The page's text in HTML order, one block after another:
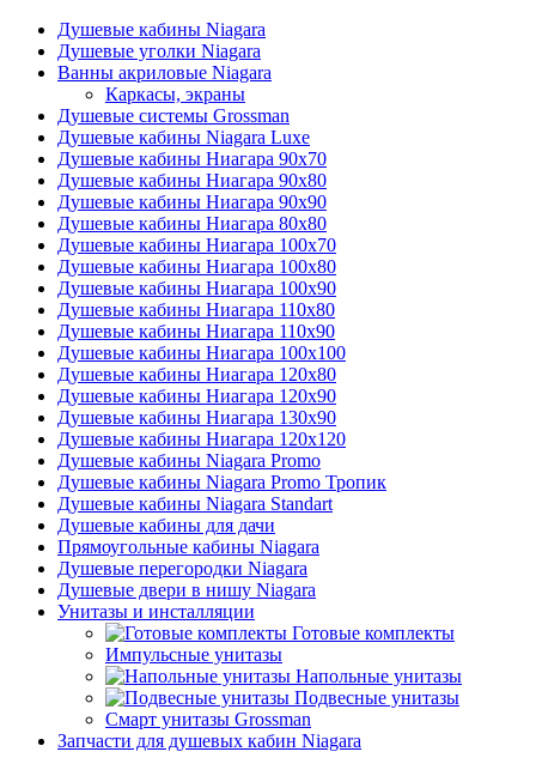
Душевые кабины Niagara
Душевые уголки Niagara
Ванны акриловые Niagara
Каркасы, экраны
Душевые системы Grossman
Душевые кабины Niagara Luxe
Душевые кабины Ниагара 90x70
Душевые кабины Ниагара 90x80
Душевые кабины Ниагара 90x90
Душевые кабины Ниагара 80x80
Душевые кабины Ниагара 100x70
Душевые кабины Ниагара 100x80
Душевые кабины Ниагара 100x90
Душевые кабины Ниагара 110x80
Душевые кабины Ниагара 110x90
Душевые кабины Ниагара 100x100
Душевые кабины Ниагара 120x80
Душевые кабины Ниагара 120x90
Душевые кабины Ниагара 130x90
Душевые кабины Ниагара 120x120
Душевые кабины Niagara Promo
Душевые кабины Niagara Promo Тропик
Душевые кабины Niagara Standart
Душевые кабины для дачи
Прямоугольные кабины Niagara
Душевые перегородки Niagara
Душевые двери в нишу Niagara
Унитазы и инсталляции
Готовые комплекты
Импульсные унитазы
Напольные унитазы
Подвесные унитазы
Смарт унитазы Grossman
Запчасти для душевых кабин Niagara